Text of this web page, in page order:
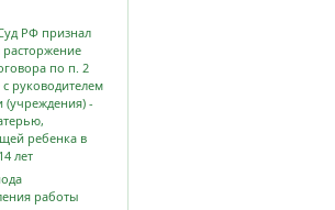
РФ признал
по п. 2
руководителем
(учреждения) -
ребенка в
лет
работы